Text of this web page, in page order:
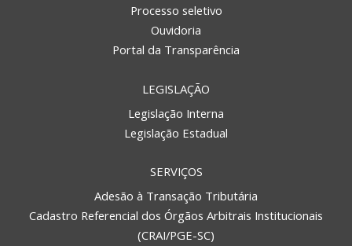
Processo seletivo
Ouvidoria
Portal da Transparência
LEGISLAÇÃO
Legislação Interna
Legislação Estadual
SERVIÇOS
Adesão à Transação Tributária
Cadastro Referencial dos Órgãos Arbitrais Institucionais
(CRAI/PGE-SC)